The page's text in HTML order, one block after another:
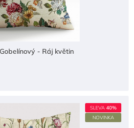
- Ráj květin
SLEVA 40%
NOVINKA